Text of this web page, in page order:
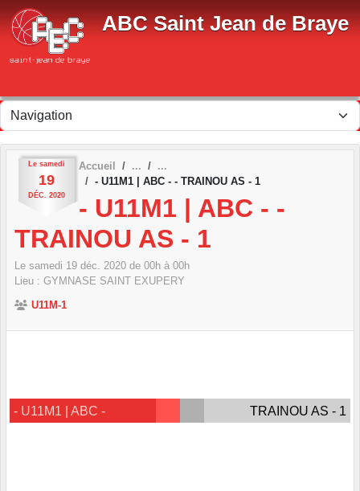
ABC Saint Jean de Braye
Le samedi
19
DÉC. 2020
Accueil
- U11M1 | ABC - - TRAINOU AS - 1
- U11M1 | ABC - -
TRAINOU AS - 1
Le samedi 19 déc. 2020 de 00h à 00h
Lieu : GYMNASE SAINT EXUPERY
U11M-1
- U11M1 | ABC - TRAINOU AS - 1
Panneau de gestion des cookies